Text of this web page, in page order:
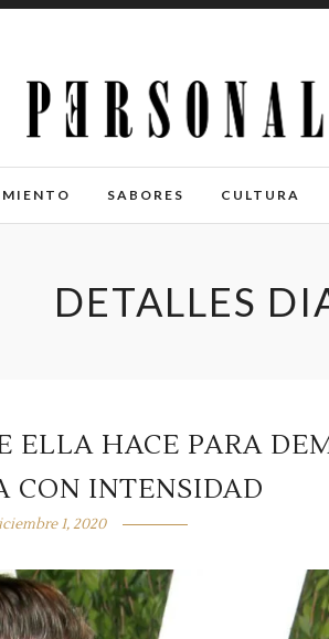
SABORES CULTURA
DETALLES
ELLA HACE PARA
CON INTENSIDAD
1, 2020